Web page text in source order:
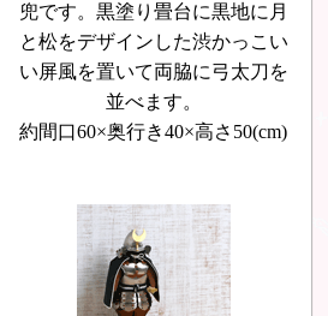
兜です。黒塗り畳台に黒地に月
と松をデザインした渋かっこい
い屏風を置いて両脇に弓太刀を
並べます。
約間口60×奥行き40×高さ50(cm)